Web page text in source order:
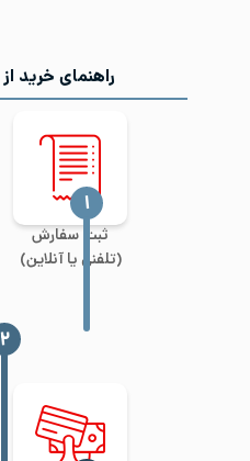
راهنمای خرید از
ثبت سفارش
(تلفنی یا آنلاین)
‍۱
‍۲